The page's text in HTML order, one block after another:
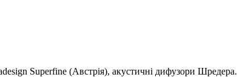
Superfine (Австрія), акустичні дифузори Шредера.